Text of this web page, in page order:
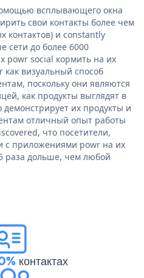
всплывающего окна
свои контакты более чем
контактов) и constantly
сети до более 6000
powr social кормить на их
визуальный способ
поскольку они являются
как продукты выглядят в
их продукты и
отличный опыт работы
что посетители,
с приложениями powr на их
раза дольше, чем любой
контактах